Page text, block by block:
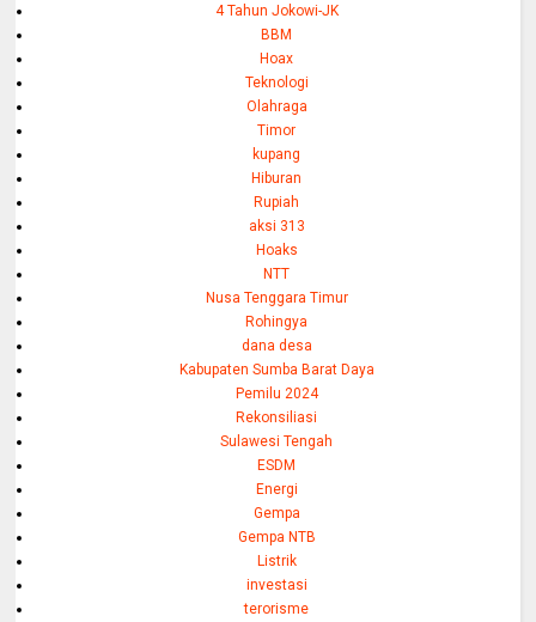
4 Tahun Jokowi-JK
BBM
Hoax
Teknologi
Olahraga
Timor
kupang
Hiburan
Rupiah
aksi 313
Hoaks
NTT
Nusa Tenggara Timur
Rohingya
dana desa
Kabupaten Sumba Barat Daya
Pemilu 2024
Rekonsiliasi
Sulawesi Tengah
ESDM
Energi
Gempa
Gempa NTB
Listrik
investasi
terorisme